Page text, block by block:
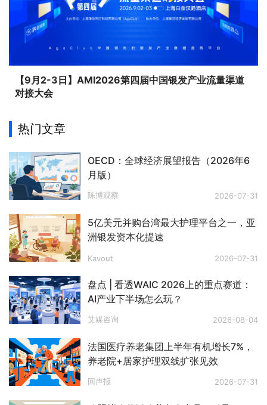
【9月2-3日】AMI2026第四届中国银发产业流量渠道
对接大会
热门文章
OECD：全球经济展望报告（2026年6
月版）
陈博观察 2026-07-31
5亿美元并购台湾最大护理平台之一，亚
洲银发资本化提速
Kavout 2026-07-31
盘点 | 看透WAIC 2026上的重点赛道：
AI产业下半场怎么玩？
艾媒咨询 2026-08-04
法国医疗养老集团上半年有机增长7%，
养老院+居家护理双线扩张见效
回声报 2026-07-31